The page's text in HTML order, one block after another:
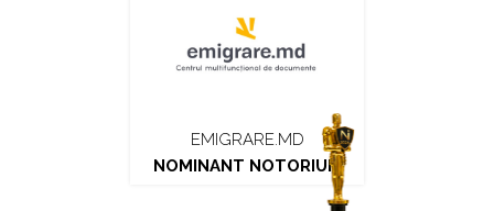
EMIGRARE.MD
NOMINANT NOTORIUM